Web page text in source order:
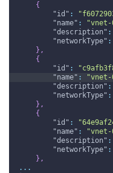
{
"id" :
"name" : "vnet-
"description" :
"networkType" :
} ,
{
"id" :
"name" : "vnet-
"description" :
"networkType" :
} ,
{
"id" :
"name" : "vnet-
"description" :
"networkType" :
} ,
...